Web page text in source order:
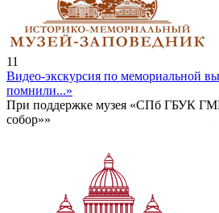
11
Видео-экскурсия по мемориальной
помнили...»
При поддержке музея «СПб ГБУК
собор»»